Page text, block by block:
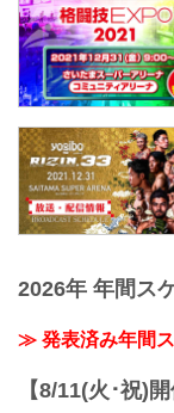
2026年 年間ス
≫ 発表済み年間
【8/11(火･祝)